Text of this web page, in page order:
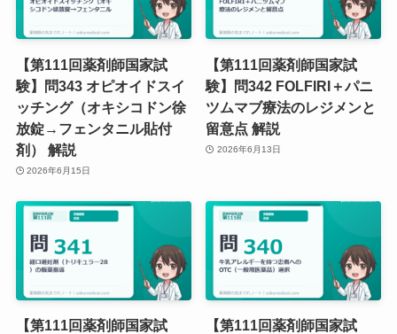
【第111回薬剤師国家試
験】問343 オピオイドスイ
ッチング（オキシコドン徐
放錠→フェンタニル貼付
剤） 解説
2026年6月15日
【第111回薬剤師国家試
験】問342 FOLFIRI＋パニ
ツムマブ療法のレジメンと
留意点 解説
2026年6月13日
【第111回薬剤師国家試
【第111回薬剤師国家試